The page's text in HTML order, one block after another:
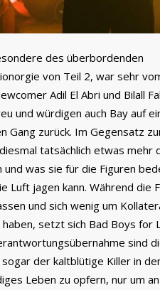
des überbordenden
von Teil 2, war sehr
Adil El Abri und Bilall
und würdigen auch Bay auf
Gang zurück. Im Gegensatz
tatsächlich etwas
und was sie für die Figuren
Luft jagen kann. Während die
und sich wenig um
setzt sich Bad Boys for
sind
der kaltblütige Killer in
Leben zu opfern, nur um